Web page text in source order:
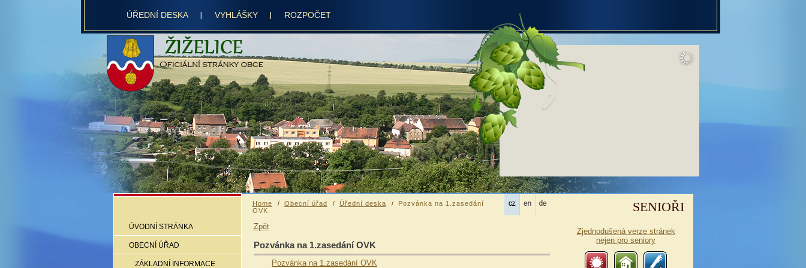
ÚŘEDNÍ DESKA VYHLÁŠKY ROZPOČET
ÚVODNÍ STRÁNKA
OBECNÍ ÚŘAD
ZÁKLADNÍ INFORMACE
Home Obecní úřad Úřední deska
Pozvánka na 1.zasedání
OVK
Zpět
Pozvánka na 1.zasedání OVK
Pozvánka na 1.zasedání OVK
SENIOŘI
Zjednodušená verze stránek
nejen pro seniory